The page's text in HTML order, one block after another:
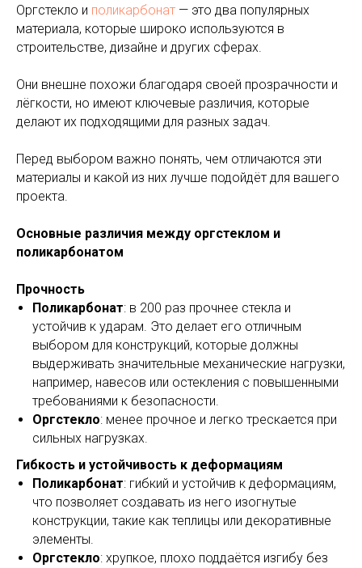
Оргстекло и поликарбонат — это два популярных
материала, которые широко используются в
строительстве, дизайне и других сферах.
Они внешне похожи благодаря своей прозрачности и
лёгкости, но имеют ключевые различия, которые
делают их подходящими для разных задач.
Перед выбором важно понять, чем отличаются эти
материалы и какой из них лучше подойдёт для вашего
проекта.
Основные различия между оргстеклом и
поликарбонатом
Прочность
Поликарбонат: в 200 раз прочнее стекла и
устойчив к ударам. Это делает его отличным
выбором для конструкций, которые должны
выдерживать значительные механические нагрузки,
например, навесов или остекления с повышенными
требованиями к безопасности.
Оргстекло: менее прочное и легко трескается при
сильных нагрузках.
Гибкость и устойчивость к деформациям
Поликарбонат: гибкий и устойчив к деформациям,
что позволяет создавать из него изогнутые
конструкции, такие как теплицы или декоративные
элементы.
Оргстекло: хрупкое, плохо поддаётся изгибу без